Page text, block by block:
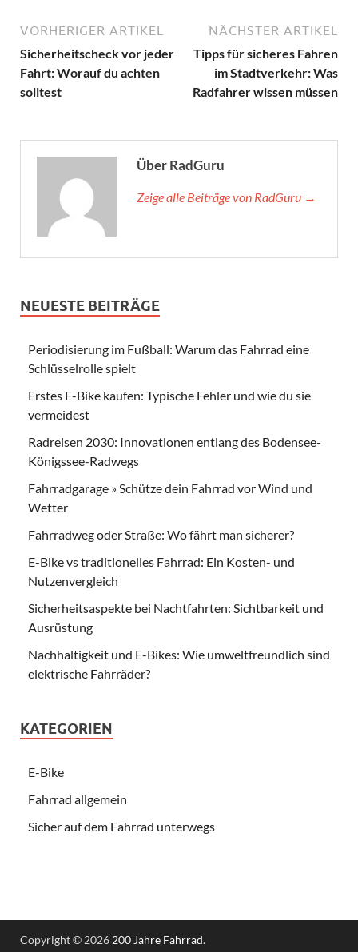
VORHERIGER ARTIKEL
Sicherheitscheck vor jeder
Fahrt: Worauf du achten
solltest
NÄCHSTER ARTIKEL
Tipps für sicheres Fahren
im Stadtverkehr: Was
Radfahrer wissen müssen
Über RadGuru
Zeige alle Beiträge von RadGuru →
NEUESTE BEITRÄGE
Periodisierung im Fußball: Warum das Fahrrad eine
Schlüsselrolle spielt
Erstes E-Bike kaufen: Typische Fehler und wie du sie
vermeidest
Radreisen 2030: Innovationen entlang des Bodensee-
Königssee-Radwegs
Fahrradgarage » Schütze dein Fahrrad vor Wind und
Wetter
Fahrradweg oder Straße: Wo fährt man sicherer?
E-Bike vs traditionelles Fahrrad: Ein Kosten- und
Nutzenvergleich
Sicherheitsaspekte bei Nachtfahrten: Sichtbarkeit und
Ausrüstung
Nachhaltigkeit und E-Bikes: Wie umweltfreundlich sind
elektrische Fahrräder?
KATEGORIEN
E-Bike
Fahrrad allgemein
Sicher auf dem Fahrrad unterwegs
Copyright © 2026 200 Jahre Fahrrad.